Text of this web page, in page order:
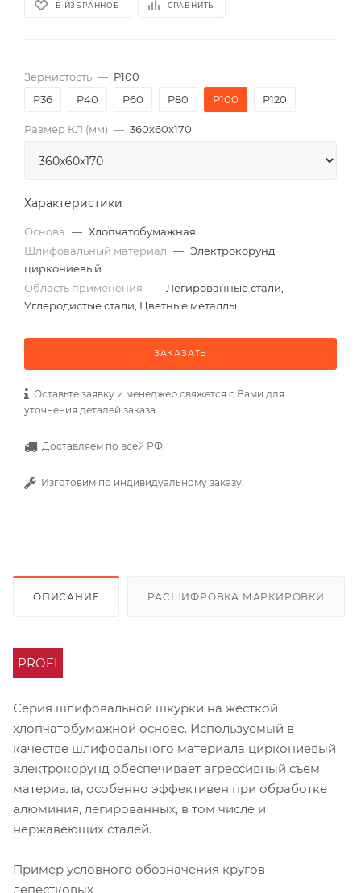
В ИЗБРАННОЕ СРАВНИТЬ
Зернистость — P100
P36
P40 P60 P80 P100 P120
Размер КЛ (мм) — 360x60x170
Характеристики
Основа — Хлопчатобумажная
Шлифовальный материал — Электрокорунд
циркониевый
Область применения — Легированные стали,
Углеродистые стали, Цветные металлы
ЗАКАЗАТЬ
Оставьте заявку и менеджер свяжется с Вами для
уточнения деталей заказа.
Доставляем по всей РФ.
Изготовим по индивидуальному заказу.
ОПИСАНИЕ РАСШИФРОВКА МАРКИРОВКИ
PROFI
Серия шлифовальной шкурки на жесткой
хлопчатобумажной основе. Используемый в
качестве шлифовального материала циркониевый
электрокорунд обеспечивает агрессивный съем
материала, особенно эффективен при обработке
алюминия, легированных, в том числе и
нержавеющих сталей.
Пример условного обозначения кругов
лепестковых